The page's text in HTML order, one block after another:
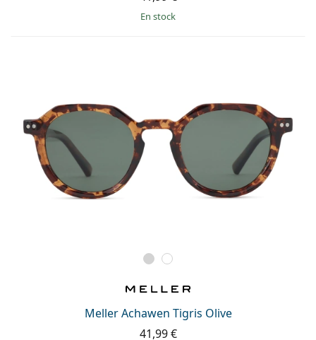
en stock
Meller Achawen Tigris Olive
41,99 €